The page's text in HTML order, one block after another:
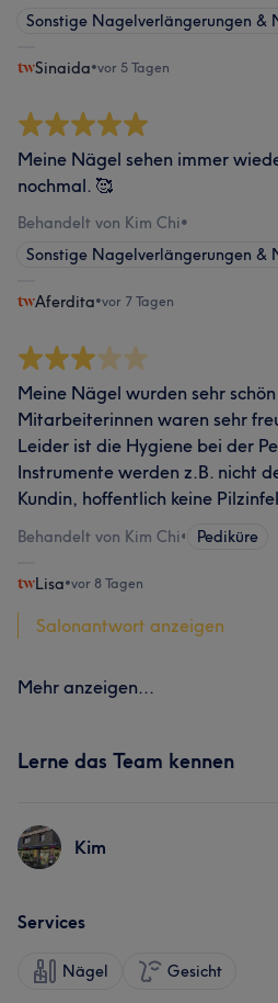
Sonstige Nagelverlängerungen &
Sinaida•vor 5 Tagen
Meine Nägel sehen immer
nochmal. 🥰
Behandelt von Kim Chi•
Sonstige Nagelverlängerungen &
Aferdita•vor 7 Tagen
Meine Nägel wurden sehr
Mitarbeiterinnen waren sehr
Leider ist die Hygiene bei der
Instrumente werden z.B. nicht
Kundin, hoffentlich keine
Behandelt von Kim Chi• Pediküre
Lisa•vor 8 Tagen
Salonantwort anzeigen
Mehr anzeigen...
Lerne das Team kennen
Kim
Services
Nägel Gesicht